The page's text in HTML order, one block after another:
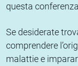
questa
Se desiderate
comprendere
malattie e